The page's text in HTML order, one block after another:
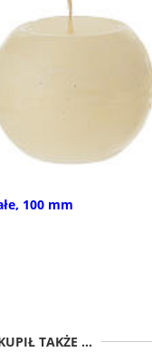
100 mm
TAKŻE ...